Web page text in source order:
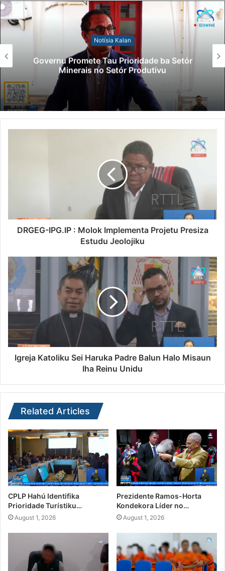
Notísia Kalan
Governu Promete Tau Prioridade ba Setór
Minerais no Setór Produtivu
DRGEG-IPG.IP : Molok Implementa Projetu Presiza
Estudu Jeolojiku
Igreja Katoliku Sei Haruka Padre Balun Halo Misaun
Iha Reinu Unidu
Related Articles
CPLP Hahú Identifika
Prioridade Turístiku…
August 1, 2026
Prezidente Ramos-Horta
Kondekora Líder no…
August 1, 2026